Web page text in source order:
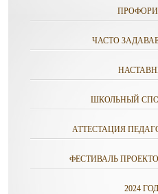
ЧАСТО
ШКОЛЬНЫЙ
АТТЕСТАЦИЯ
ФЕСТИВАЛЬ
2024